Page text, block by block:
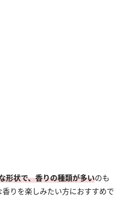
形状で、香りの種類が多いのも
りを楽しみたい方におすすめで